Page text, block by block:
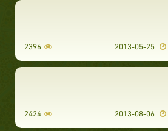
2396
2424